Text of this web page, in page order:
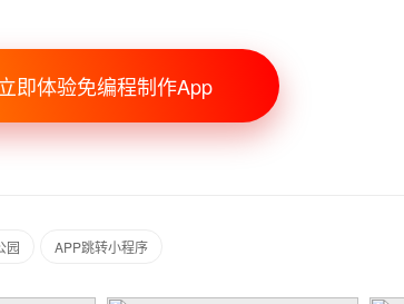
即体验免编程制作App
园 APP跳转小程序